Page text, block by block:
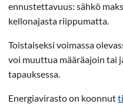
ennustettavuus: sähkö
kellonajasta riippumatta.
Toistaiseksi voimassa
voi muuttua määräajoin tai
tapauksessa.
Energiavirasto on koonnut